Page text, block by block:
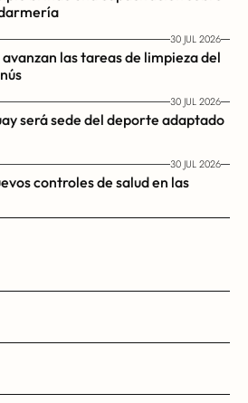
30 JUL 2026
las tareas de limpieza del
30 JUL 2026
será sede del deporte adaptado
30 JUL 2026
controles de salud en las